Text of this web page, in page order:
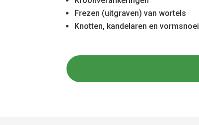
Frezen (uitgraven) van wortels
Knotten, kandelaren en vormsnoei